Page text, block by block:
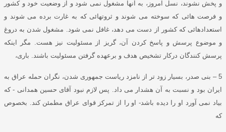
و پخش نشوند، نسل امروز، به آنها مشغول نمی شود و از وضعیت خود و کشور
و فرصت هائی که سوخته می شوند و ثروتهائی که به غارت برده می شوند و
استعدادهائی که کشور از دست می دهد، غافل نمی شود
مشغول شدن به دروغ
و موضوع پرسش و پاسخ کردن آن، گریز از مسئولیت نیز هست
مگر اینکه
پرسش کنندگان درکار تشخیص هدف و برعهده گرفتن مسئولیت باشند
باری،
5
– بنی صدر، بسیار زود تر از نامزد ریاست جمهوری شدن، نگران حمله عراق به
ایران بود و نسبت به آن هشدار می داد
پس لازم نبود آقای حسین همدانی -که
بیاد نمی آورد او را دیده باشد- او را از تمرکز قوای عراق مطمئن کند
بخصوص
که